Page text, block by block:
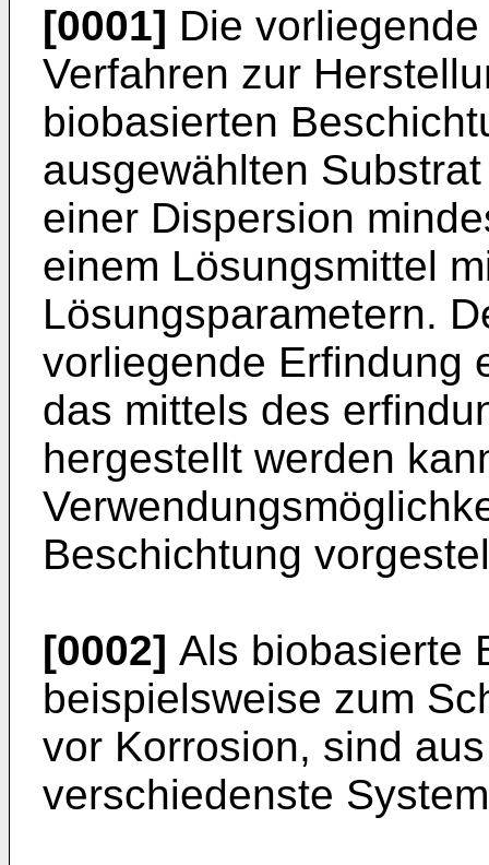
[0001] Die
Verfahren zur
biobasierten
ausgewählten
einer Dispersion
einem Lösungsmittel
Lösungsparametern.
vorliegende Erfindung
das mittels des
hergestellt werden
Beschichtung
[0002] Als biobasierte
beispielsweise zum
vor Korrosion, sind
verschiedenste